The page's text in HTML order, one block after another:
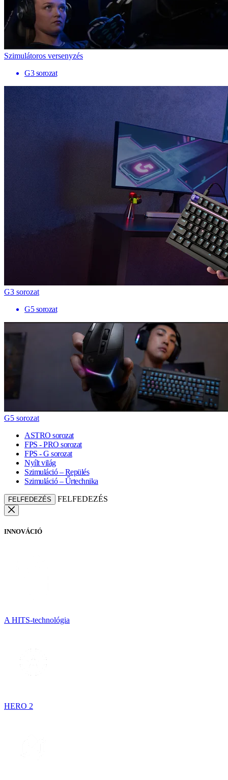
Szimulátoros versenyzés
G3 sorozat
G3 sorozat
G5 sorozat
G5 sorozat
ASTRO sorozat
FPS - PRO sorozat
FPS - G sorozat
Nyílt világ
Szimuláció – Repülés
Szimuláció – Űrtechnika
FELFEDEZÉS FELFEDEZÉS
INNOVÁCIÓ
A HITS-technológia
HERO 2